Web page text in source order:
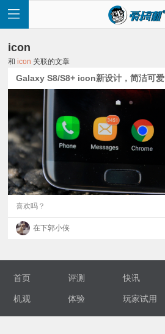
页
快
讯
评
测
视
icon
和icon 关联的文章
Galaxy S8/S8+ icon新设计，简洁可爱
喜欢吗？
在下郭小侠
首页 评测 快讯
机观 体验 玩家试用